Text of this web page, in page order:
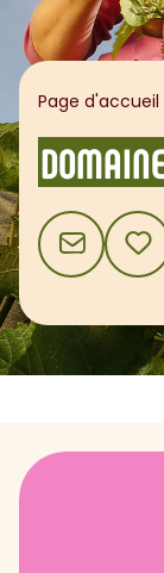
Page d'accueil
CONTACT